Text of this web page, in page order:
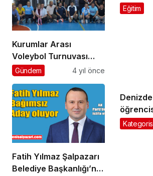
Kurumlar Arası
Voleybol Turnuvası
final maçıyla sona erdi
Gündem 4 yıl önce
verecek
Eğitim
Fatih Yılmaz Şalpazarı
Belediye Başkanlığı’na